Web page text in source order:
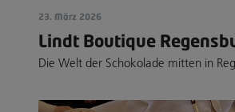
23. März 2026
Lindt Boutique
Die Welt der Schokolade mitten in